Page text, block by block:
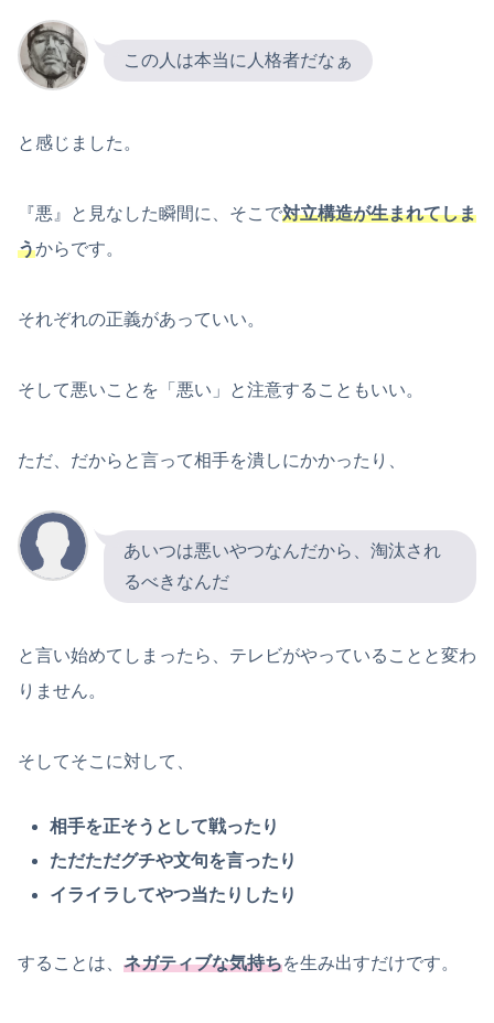
この人は本当に人格者だなぁ
と感じました。
『悪』と見なした瞬間に、そこで対立構造が生まれてしま
うからです。
それぞれの正義があっていい。
そして悪いことを「悪い」と注意することもいい。
ただ、だからと言って相手を潰しにかかったり、
あいつは悪いやつなんだから、淘汰され
るべきなんだ
と言い始めてしまったら、テレビがやっていることと変わ
りません。
そしてそこに対して、
相手を正そうとして戦ったり
ただただグチや文句を言ったり
イライラしてやつ当たりしたり
することは、 ネガティブな気持ちを生み出すだけです。